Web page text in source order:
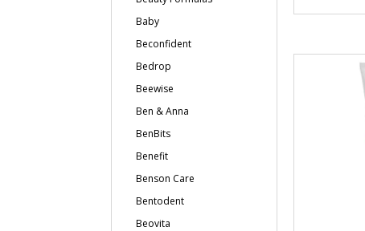
Baby
Beconfident
Bedrop
Beewise
Ben & Anna
BenBits
Benefit
Benson Care
Bentodent
Beovita